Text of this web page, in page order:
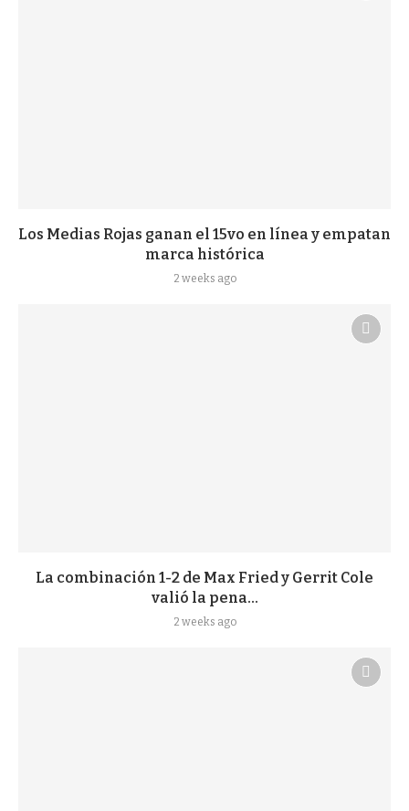
Los Medias Rojas ganan el 15vo en línea y empatan
marca histórica
2 weeks ago
La combinación 1-2 de Max Fried y Gerrit Cole
valió la pena...
2 weeks ago